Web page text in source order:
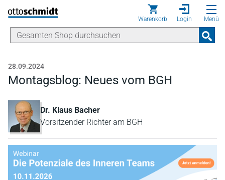
Direkt zum Inhalt
Warenkorb Login Menü
28.09.2024
Montagsblog: Neues vom BGH
Dr. Klaus Bacher
Vorsitzender Richter am BGH